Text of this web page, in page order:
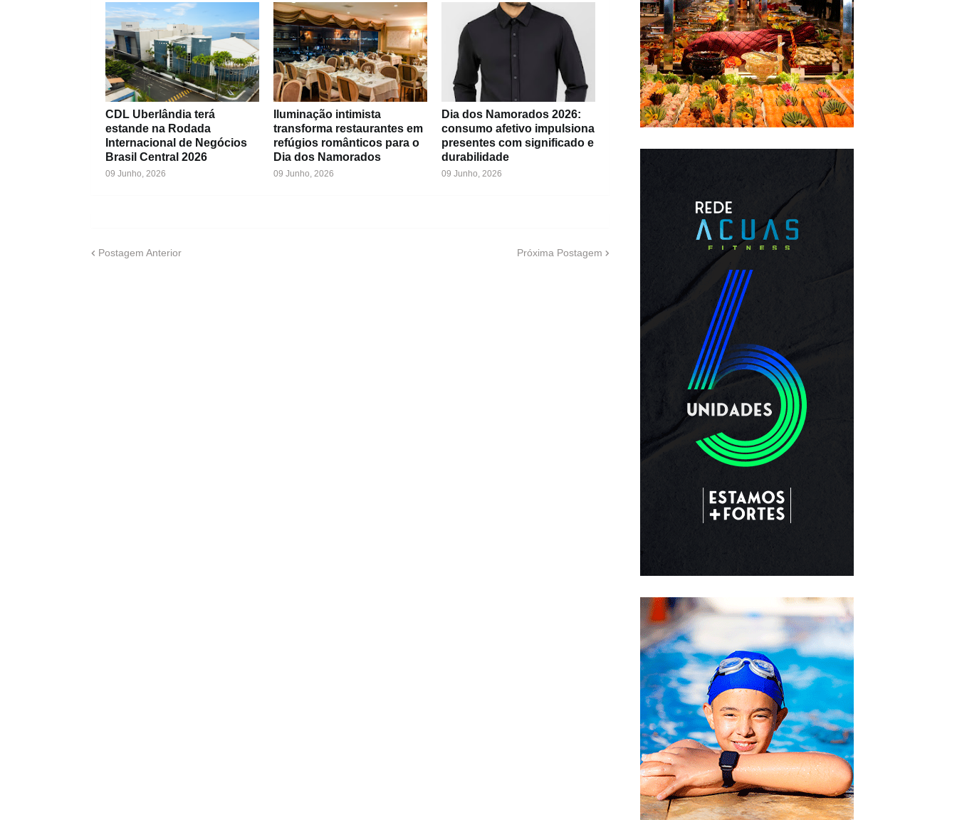
CDL Uberlândia terá
estande na Rodada
Internacional de Negócios
Brasil Central 2026
09 Junho, 2026
Iluminação intimista
transforma restaurantes em
refúgios românticos para o
Dia dos Namorados
09 Junho, 2026
Dia dos Namorados 2026:
consumo afetivo impulsiona
presentes com significado e
durabilidade
09 Junho, 2026
Postagem Anterior Próxima Postagem